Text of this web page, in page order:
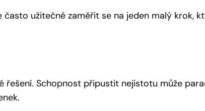
užitečné zaměřit se na jeden malý krok,
řešení. Schopnost připustit nejistotu může